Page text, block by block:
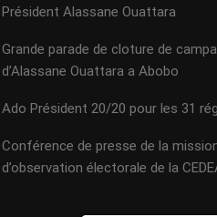
Président Alassane Ouattara
Grande parade de cloture de
d’Alassane Ouattara a Abobo
Ado Président 20/20 pour les 31
Conférence de presse de la
d’observation électorale de la